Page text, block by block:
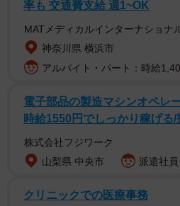
く、女性や老人、子供など数千
差別行為でジェノサイトといって
そして、ブチャだけでなくキー
能性が高く、国際社会のロシア
になろう。これまでロシアと伝
今回の件があってロシア離れの傾
だけが行ってきたことではない。
率も 交通費支給 週1~OK
MATメディカルインターナショナ
神奈川県 横浜市
アルバイト・パート：時給
電子部品の製造マシンオペレ
時給1550円でしっかり稼げる/
株式会社フジワーク
山梨県 中央市
派遣社
クリニックでの医療事務